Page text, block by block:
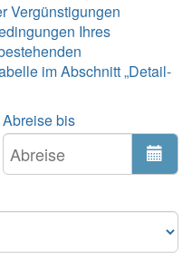
Vergünstigungen
Ihres
im Abschnitt „Detail-
Abreise bis